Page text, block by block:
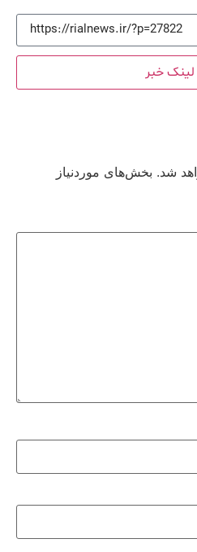
خبر
شد. بخش‌های موردنیاز